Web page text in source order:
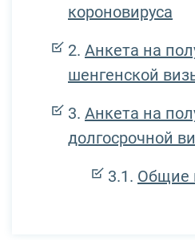
короновируса
Анкета на
шенгенской
Анкета на
долгосрочной
Общие